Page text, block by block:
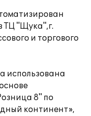
ТЦ "Щука",г.
и торгового
использована
8" по
континент»,